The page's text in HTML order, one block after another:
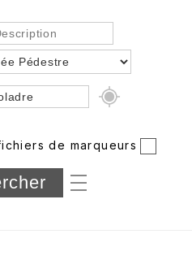
de marqueurs